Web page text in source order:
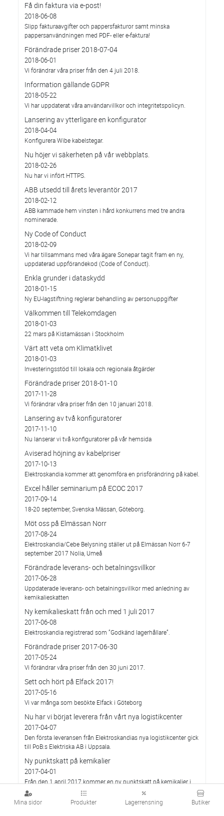
Mina sidor Produkter Lagerrensning Butiker
Få din faktura via e-post!
2018-06-08
Slipp fakturaavgifter och pappersfakturor samt minska
pappersanvändningen med PDF- eller e-faktura!
Förändrade priser 2018-07-04
2018-06-01
Vi förändrar våra priser från den 4 juli 2018.
Information gällande GDPR
2018-05-22
Vi har uppdaterat våra användarvillkor och integritetspolicyn.
Lansering av ytterligare en konfigurator
2018-04-04
Konfigurera Wibe kabelstegar.
Nu höjer vi säkerheten på vår webbplats.
2018-02-26
Nu har vi infört HTTPS.
ABB utsedd till årets leverantör 2017
2018-02-12
ABB kammade hem vinsten i hård konkurrens med tre andra
nominerade.
Ny Code of Conduct
2018-02-09
Vi har tillsammans med våra ägare Sonepar tagit fram en ny,
uppdaterad uppförandekod (Code of Conduct).
Enkla grunder i dataskydd
2018-01-15
Ny EU-lagstiftning reglerar behandling av personuppgifter
Välkommen till Telekomdagen
2018-01-03
22 mars på Kistamässan i Stockholm
Värt att veta om Klimatklivet
2018-01-03
Investeringsstöd till lokala och regionala åtgärder
Förändrade priser 2018-01-10
2017-11-28
Vi förändrar våra priser från den 10 januari 2018.
Lansering av två konfiguratorer
2017-11-10
Nu lanserar vi två konfiguratorer på vår hemsida
Aviserad höjning av kabelpriser
2017-10-13
Elektroskandia kommer att genomföra en prisförändring på kabel.
Excel håller seminarium på ECOC 2017
2017-09-14
18-20 september, Svenska Mässan, Göteborg.
Möt oss på Elmässan Norr
2017-08-24
Elektroskandia/Cebe Belysning ställer ut på Elmässan Norr 6-7
september 2017 Nolia, Umeå
Förändrade leverans- och betalningsvillkor
2017-06-28
Uppdaterade leverans- och betalningsvillkor med anledning av
kemikalieskatten
Ny kemikalieskatt från och med 1 juli 2017
2017-06-08
Elektroskandia registrerad som ”Godkänd lagerhållare”.
Förändrade priser 2017-06-30
2017-05-24
Vi förändrar våra priser från den 30 juni 2017.
Sett och hört på Elfack 2017!
2017-05-16
Vi var många som besökte Elfack i Göteborg
Nu har vi börjat leverera från vårt nya logistikcenter
2017-04-07
Den första leveransen från Elektroskandias nya logistikcenter gick
till PoB:s Elektriska AB i Uppsala.
Ny punktskatt på kemikalier
2017-04-01
Från den 1 april 2017 kommer en ny punktskatt på kemikalier i
viss elektronik att införas.
Här presenterar vi tre vinnarna i vår tävling på